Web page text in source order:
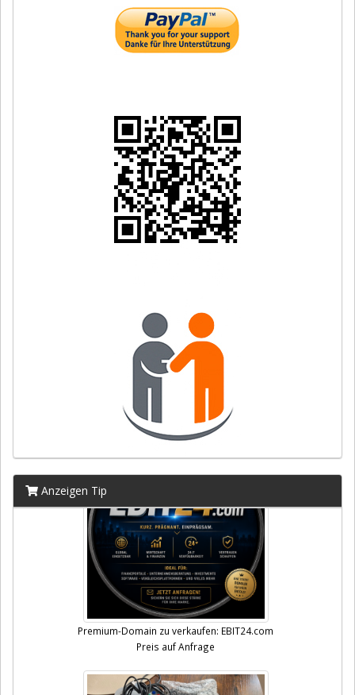
Anzeigen Tip
Premium-Domain zu verkaufen: EBIT24.com
Preis auf Anfrage